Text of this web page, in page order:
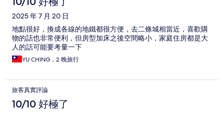
2025 年 7 月 20 日
地點很好，換成各線的地鐵都很方便，去二條城相當近，喜歡購
物的話也非常便利，但房型加床之後空間略小，家庭住房都是大
人的話可能要考量一下
YU CHING，2 晚旅行
旅客真實評論
10/10 好極了